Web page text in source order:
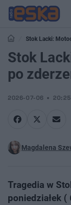
Stok
Stok
po
2026-07-06 20:25
Magdalena
Tragedia w
poniedziałek (